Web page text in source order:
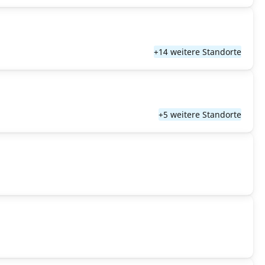
+14 weitere Standorte
+5 weitere Standorte